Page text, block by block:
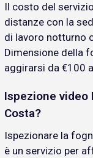
Il costo del
distanze con la
di lavoro notturno
Dimensione della
aggirarsi da €100
Ispezione video
Costa?
Ispezionare la
è un servizio per